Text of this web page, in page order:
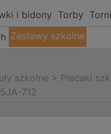
i bidony Torby
Zestawy szkolne
szkolne > Plecaki
712